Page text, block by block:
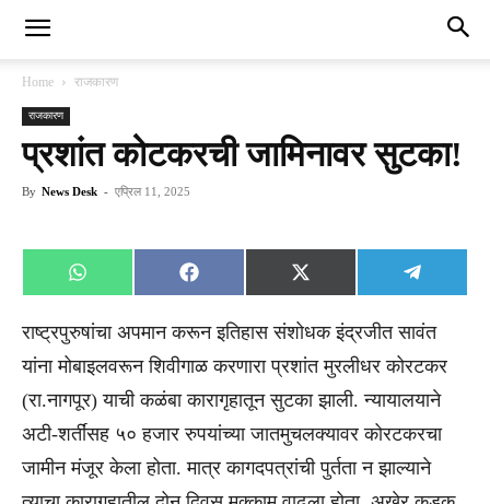
Home राजकारण
राजकारण
प्रशांत कोटकरची जामिनावर सुटका!
By News Desk - एप्रिल 11, 2025
Share
on
WhatsApp
Share
on
Facebook
Share
on
X
(Twitter)
Share
on
राष्ट्रपुरुषांचा अपमान करून इतिहास संशोधक इंद्रजीत सावंत
यांना मोबाइलवरून शिवीगाळ करणारा प्रशांत मुरलीधर कोरटकर
(रा.नागपूर) याची कळंबा कारागृहातून सुटका झाली. न्यायालयाने
अटी-शर्तींसह ५० हजार रुपयांच्या जातमुचलक्यावर कोरटकरचा
जामीन मंजूर केला होता. मात्र कागदपत्रांची पुर्तता न झाल्याने